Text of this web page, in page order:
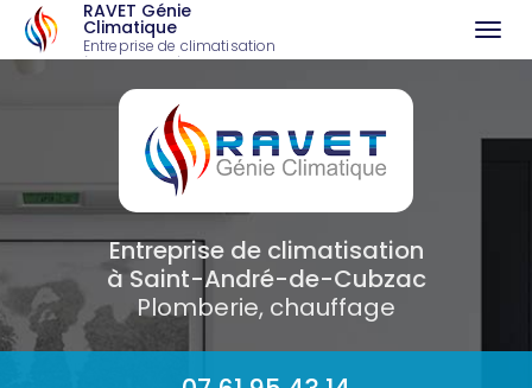
RAVET Génie
Climatique
Entreprise de climatisation
à Saint-André-de-Cubzac
Entreprise de climatisation
à Saint-André-de-Cubzac
Plomberie, chauffage